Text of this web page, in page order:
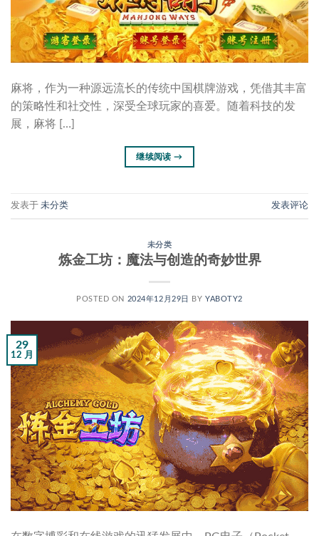
麻将，作为一种源远流长的传统中国棋牌游戏，凭借其丰富
的策略性和社交性，深受全球玩家的喜爱。随着科技的发
展，麻将 […]
继续阅读→
发表于 未分类 发表评论
未分类
炼金工坊：魔法与创造的奇妙世界
POSTED ON 2024年12月29日 BYYABOTY2
29
12 月